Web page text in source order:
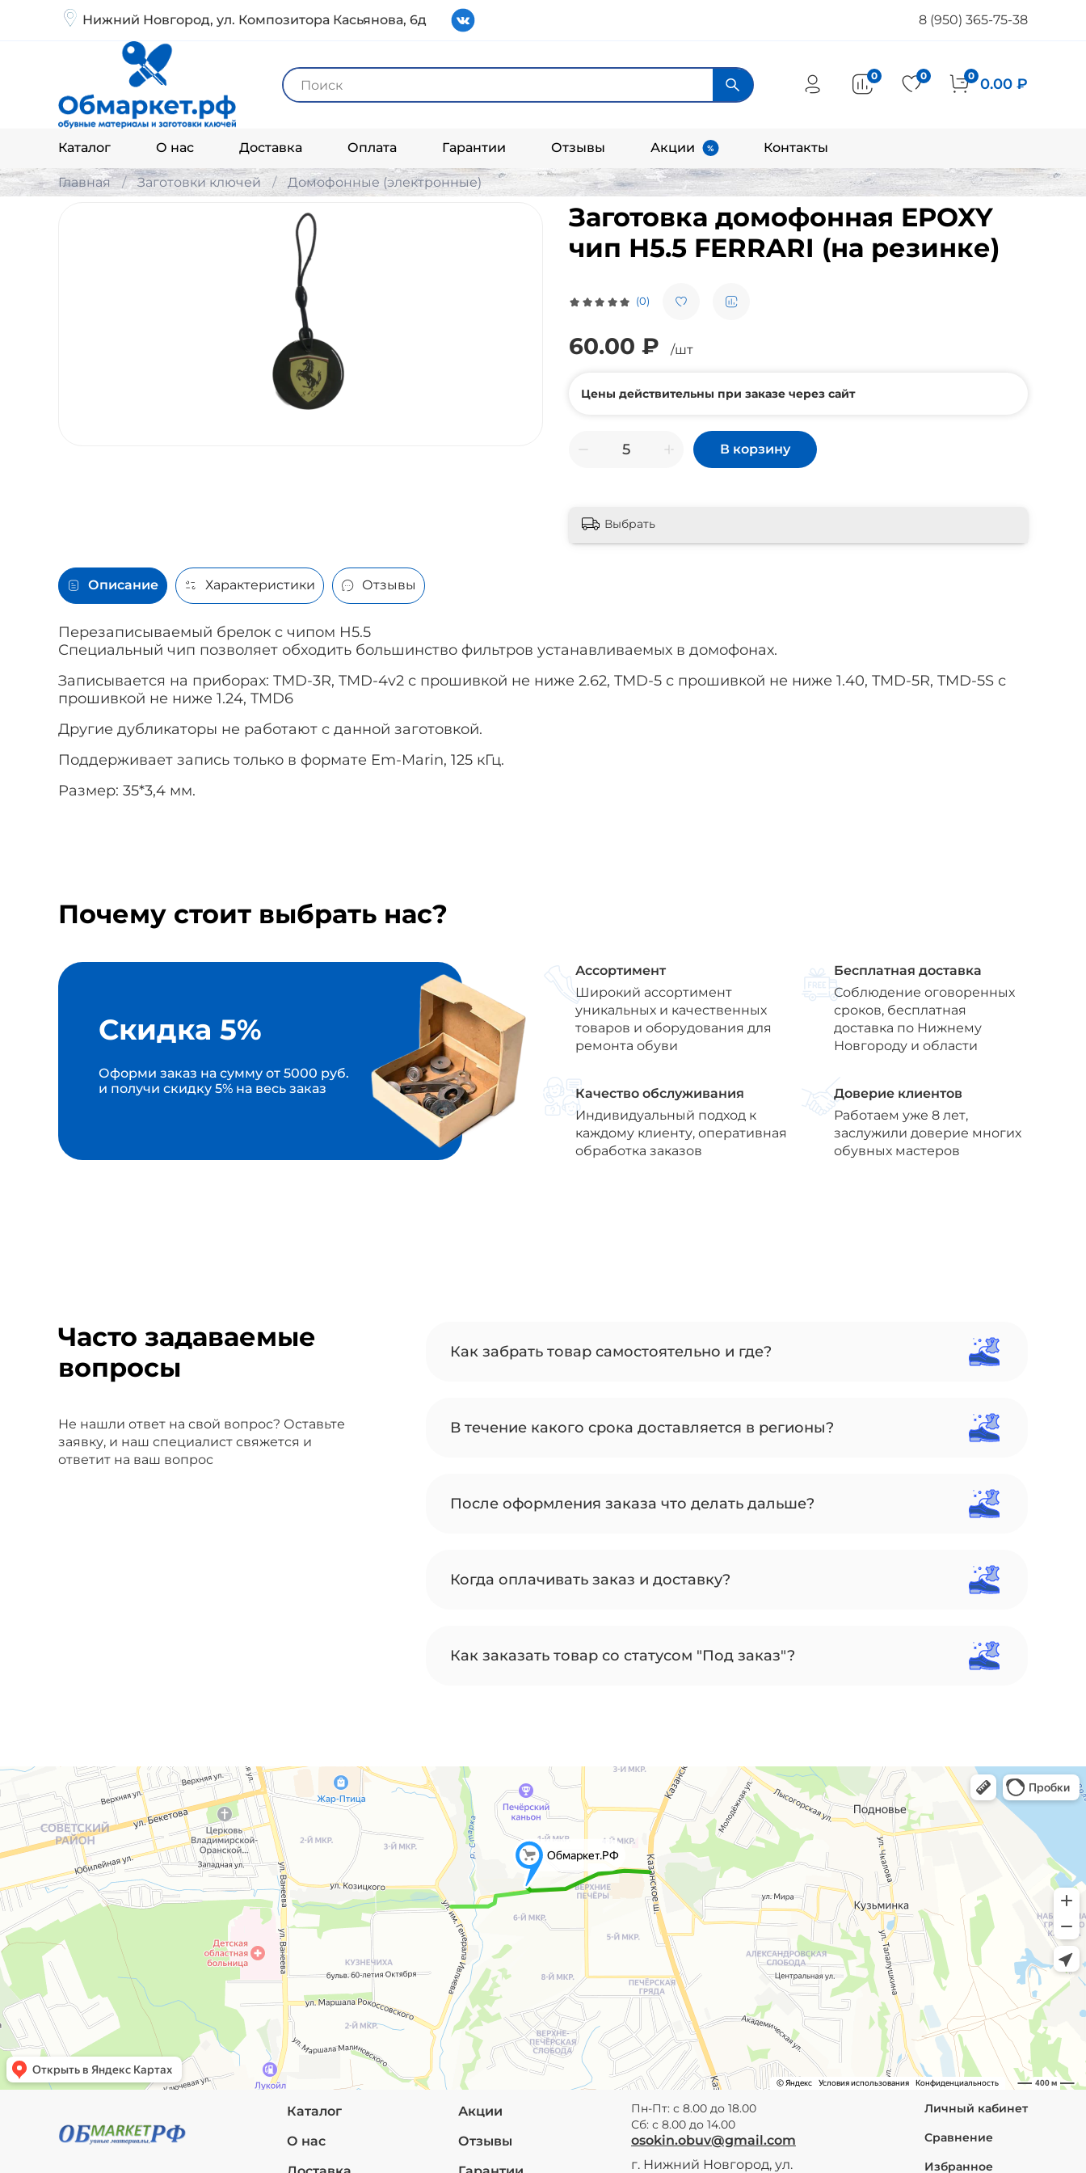
Нижний Новгород, ул. Композитора Касьянова, 6д 8 (950) 365-75-38
Каталог О нас Доставка Оплата Гарантии Отзывы Акции Контакты
0 0 0 0.00 ₽
Главная Заготовки ключей Домофонные (электронные)
(0)
Заготовка домофонная EPOXY
чип Н5.5 FERRARI (на резинке)
60.00 ₽ /шт
Цены действительны при заказе через сайт
В корзину
Выбрать
Описание Характеристики Отзывы
Перезаписываемый брелок с чипом H5.5
Специальный чип позволяет обходить большинство фильтров устанавливаемых в домофонах.
Записывается на приборах: TMD-3R, TMD-4v2 с прошивкой не ниже 2.62, TMD-5 с прошивкой не ниже 1.40, TMD-5R, TMD-5S с
прошивкой не ниже 1.24, TMD6
Другие дубликаторы не работают с данной заготовкой.
Поддерживает запись только в формате Em-Marin, 125 кГц.
Размер: 35*3,4 мм.
Почему стоит выбрать нас?
Скидка 5%
Оформи заказ на сумму от 5000 руб.
и получи скидку 5% на весь заказ
Ассортимент
Широкий ассортимент
уникальных и качественных
товаров и оборудования для
ремонта обуви
Бесплатная доставка
Соблюдение оговоренных
сроков, бесплатная
доставка по Нижнему
Новгороду и области
Качество обслуживания
Индивидуальный подход к
каждому клиенту, оперативная
обработка заказов
Доверие клиентов
Работаем уже 8 лет,
заслужили доверие многих
обувных мастеров
Часто задаваемые
вопросы
Не нашли ответ на свой вопрос? Оставьте
заявку, и наш специалист свяжется и
ответит на ваш вопрос
Как забрать товар самостоятельно и где?
В течение какого срока доставляется в регионы?
После оформления заказа что делать дальше?
Когда оплачивать заказ и доставку?
Как заказать товар со статусом "Под заказ"?
Каталог
О нас
Акции
Отзывы
Пн-Пт: с 8.00 до 18.00
Сб: с 8.00 до 14.00
osokin.obuv@gmail.com
г. Нижний Новгород, ул.
Личный кабинет
Сравнение
Избранное